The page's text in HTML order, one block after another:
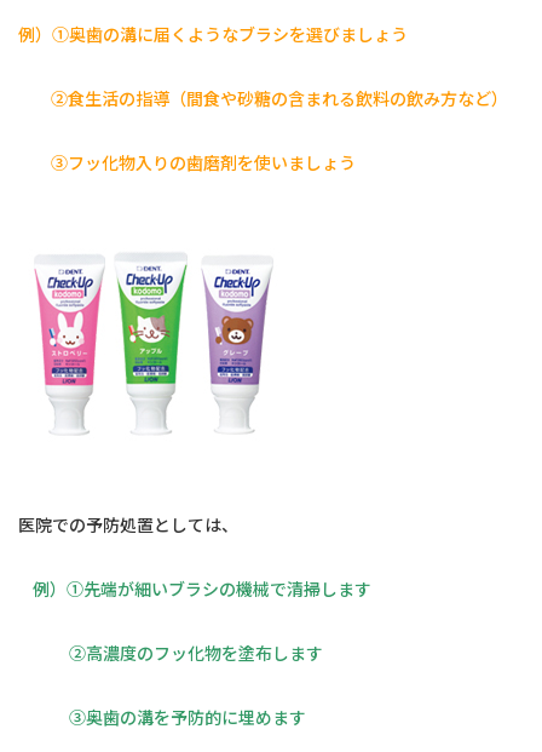
例）①奥歯の溝に届くようなブラシを選びましょう
②食生活の指導（間食や砂糖の含まれる飲料の飲み方など）
③フッ化物入りの歯磨剤を使いましょう
医院での予防処置としては、
例）①先端が細いブラシの機械で清掃します
②高濃度のフッ化物を塗布します
③奥歯の溝を予防的に埋めます